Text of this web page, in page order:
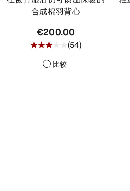
合成棉羽背心
€200.00
(54)
比较